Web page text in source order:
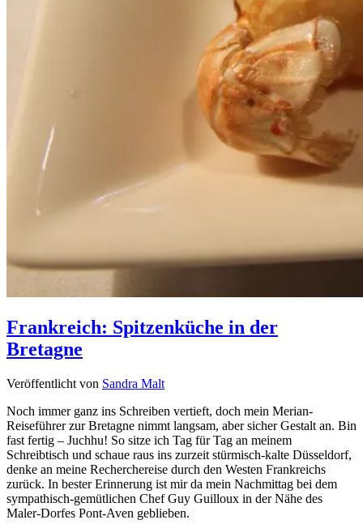
Frankreich: Spitzenküche in der
Bretagne
Veröffentlicht von Sandra Malt
Noch immer ganz ins Schreiben vertieft, doch mein Merian-
Reiseführer zur Bretagne nimmt langsam, aber sicher Gestalt an. Bin
fast fertig – Juchhu! So sitze ich Tag für Tag an meinem
Schreibtisch und schaue raus ins zurzeit stürmisch-kalte Düsseldorf,
denke an meine Recherchereise durch den Westen Frankreichs
zurück. In bester Erinnerung ist mir da mein Nachmittag bei dem
sympathisch-gemütlichen Chef Guy Guilloux in der Nähe des
Maler-Dorfes Pont-Aven geblieben.